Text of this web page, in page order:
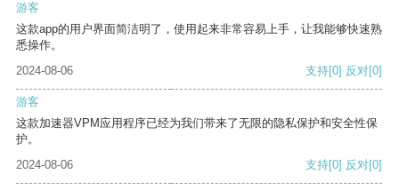
游客
这款app的用户界面简洁明了，使用起来非常容易上手，让我能够快速熟
悉操作。
2024-08-06
支持[0] 反对[0]
游客
这款加速器VPM应用程序已经为我们带来了无限的隐私保护和安全性保
护。
2024-08-06
支持[0] 反对[0]